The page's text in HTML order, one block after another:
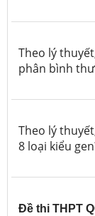
Theo lý
phân bình
Theo lý
8 loại kiểu
Đề thi THPT